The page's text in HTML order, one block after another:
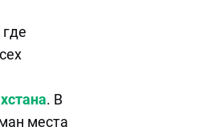
. В
места